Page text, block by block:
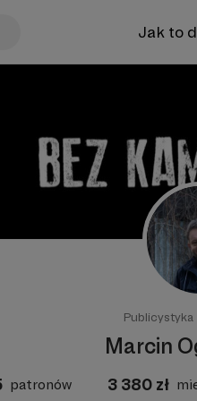
Jak to
Publicystyka
Marcin
patronów 3 380 zł